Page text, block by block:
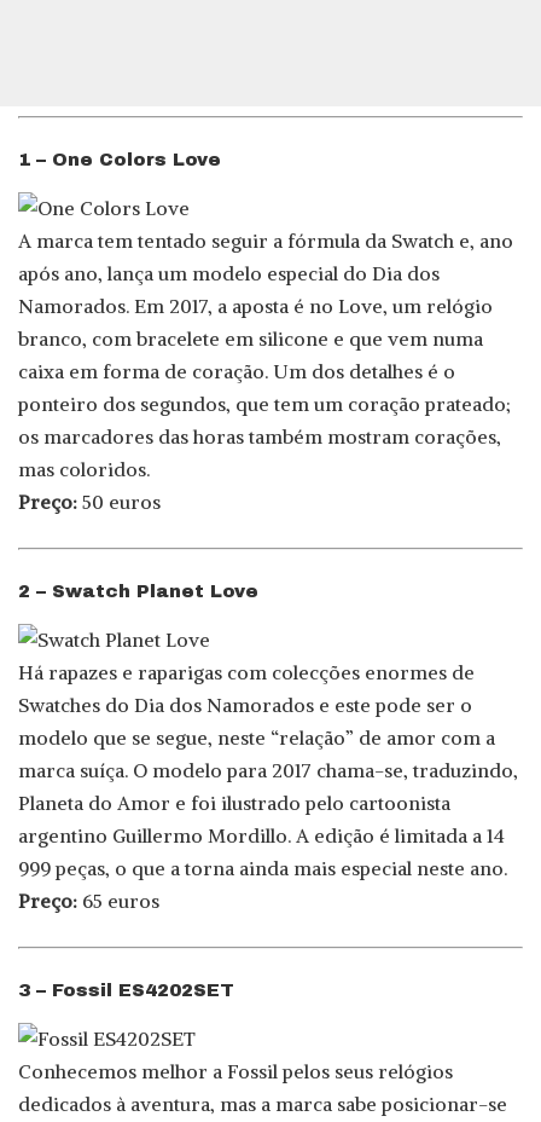
1 – One Colors Love
A marca tem tentado seguir a fórmula da Swatch e, ano
após ano, lança um modelo especial do Dia dos
Namorados. Em 2017, a aposta é no Love, um relógio
branco, com bracelete em silicone e que vem numa
caixa em forma de coração. Um dos detalhes é o
ponteiro dos segundos, que tem um coração prateado;
os marcadores das horas também mostram corações,
mas coloridos.
Preço: 50 euros
2 – Swatch Planet Love
Há rapazes e raparigas com colecções enormes de
Swatches do Dia dos Namorados e este pode ser o
modelo que se segue, neste “relação” de amor com a
marca suíça. O modelo para 2017 chama-se, traduzindo,
Planeta do Amor e foi ilustrado pelo cartoonista
argentino Guillermo Mordillo. A edição é limitada a 14
999 peças, o que a torna ainda mais especial neste ano.
Preço: 65 euros
3 – Fossil ES4202SET
Conhecemos melhor a Fossil pelos seus relógios
dedicados à aventura, mas a marca sabe posicionar-se